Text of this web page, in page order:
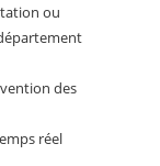
ou
des
réel